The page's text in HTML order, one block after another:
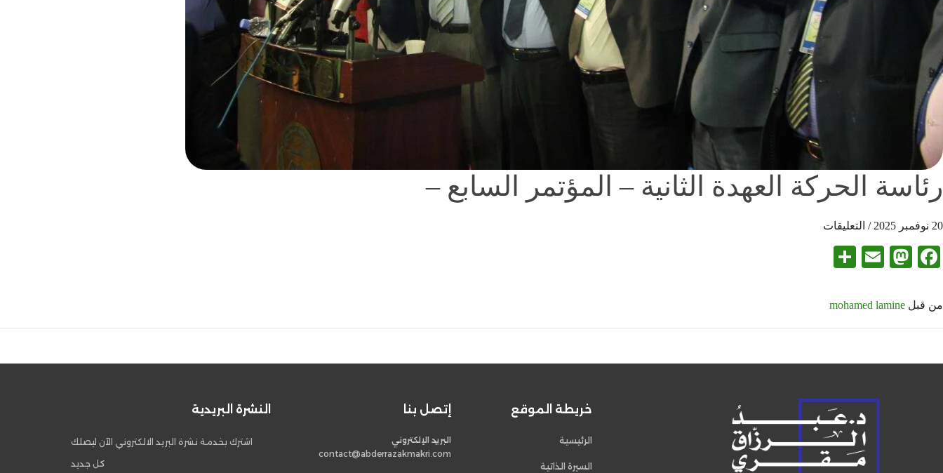
رئاسة الحركة العهدة الثانية – المؤتمر السابع –
20 نوفمبر 2025 / التعليقات
Facebook
Mastodon
Email
من قبل mohamed lamine
خريطة الموقع
الرئيسية
السيرة الذاتية
إتصل بنا
البريد الإلكتروني
contact@abderrazakmakri.com
النشرة البريدية
اشترك بخدمة نشرة البريد الالكتروني الآن ليصلك
كل جديد